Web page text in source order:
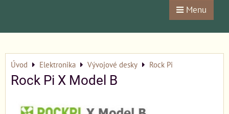
Menu
Úvod Elektronika Vývojové desky Rock Pi
Rock Pi X Model B